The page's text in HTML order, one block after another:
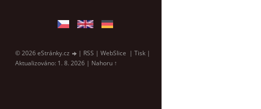
© 2026 eStránky.cz | RSS | WebSlice | Tisk |
Aktualizováno: 1. 8. 2026 | Nahoru ↑